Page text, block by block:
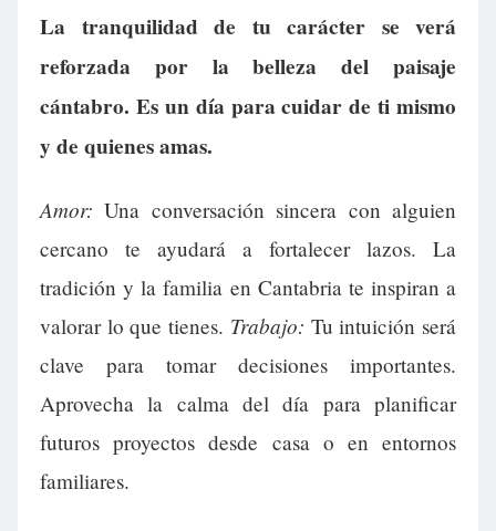
La tranquilidad de tu carácter se verá
reforzada por la belleza del paisaje
cántabro. Es un día para cuidar de ti mismo
y de quienes amas.
Amor: Una conversación sincera con alguien
cercano te ayudará a fortalecer lazos. La
tradición y la familia en Cantabria te inspiran a
valorar lo que tienes. Trabajo: Tu intuición será
clave para tomar decisiones importantes.
Aprovecha la calma del día para planificar
futuros proyectos desde casa o en entornos
familiares.